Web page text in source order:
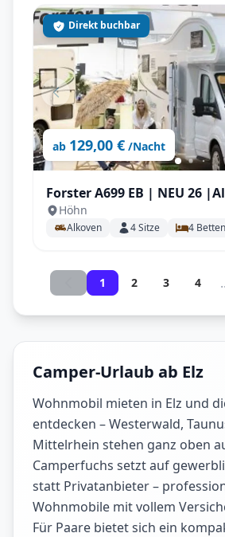
ab 129,00 € /Nacht
Direkt buchbar
Forster A699 EB | NEU 26
Längstbetten für Familien
Höhn
Alkoven 4Sitze 4 Betten
1 2 3 4
Camper-Urlaub ab Elz
Wohnmobil mieten in Elz und
entdecken – Westerwald,
Mittelrhein stehen ganz oben
Camperfuchs setzt auf
statt Privatanbieter –
Wohnmobile mit vollem
Für Paare bietet sich ein